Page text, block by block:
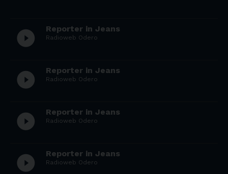
play_circle_filled Reporter in Jeans
Radioweb Odero
play_circle_filled Reporter in Jeans
Radioweb Odero
play_circle_filled Reporter in Jeans
Radioweb Odero
play_circle_filled Reporter in Jeans
Radioweb Odero